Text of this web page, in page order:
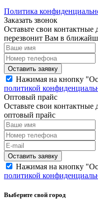
Политика
Заказать звонок
Оставьте свои
перезвонит Вам в
Нажимая на кнопку
политикой
Оптовый прайс
Оставьте свои
оптовый прайс
Нажимая на кнопку
политикой
Выберите свой город